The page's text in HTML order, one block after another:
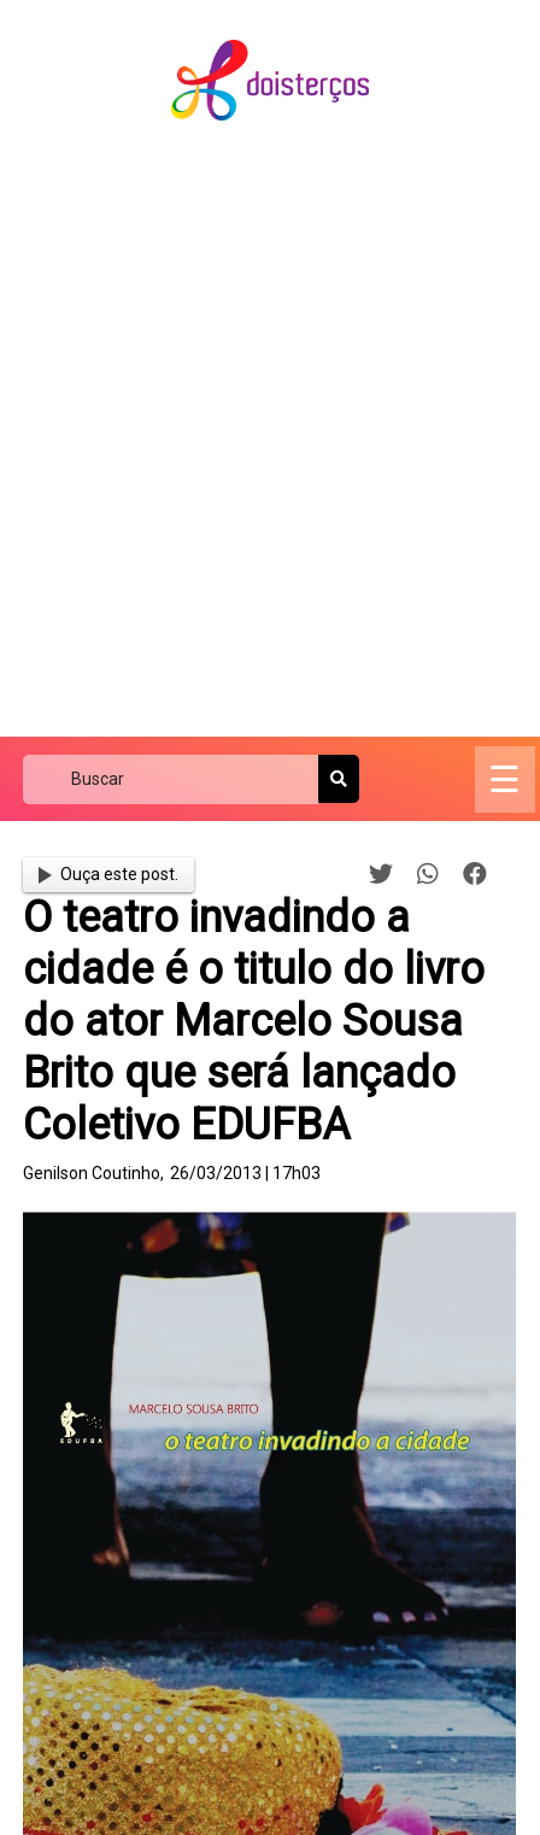
☰
Ouça este post.
O teatro invadindo a
cidade é o titulo do livro
do ator Marcelo Sousa
Brito que será lançado
Coletivo EDUFBA
Genilson Coutinho, 26/03/2013 | 17h03